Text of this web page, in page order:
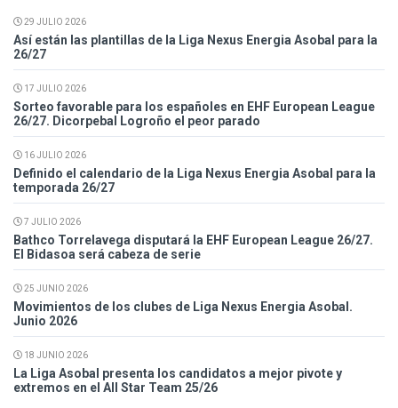
29 JULIO 2026
Así están las plantillas de la Liga Nexus Energia Asobal para la
26/27
17 JULIO 2026
Sorteo favorable para los españoles en EHF European League
26/27. Dicorpebal Logroño el peor parado
16 JULIO 2026
Definido el calendario de la Liga Nexus Energia Asobal para la
temporada 26/27
7 JULIO 2026
Bathco Torrelavega disputará la EHF European League 26/27.
El Bidasoa será cabeza de serie
25 JUNIO 2026
Movimientos de los clubes de Liga Nexus Energia Asobal.
Junio 2026
18 JUNIO 2026
La Liga Asobal presenta los candidatos a mejor pivote y
extremos en el All Star Team 25/26